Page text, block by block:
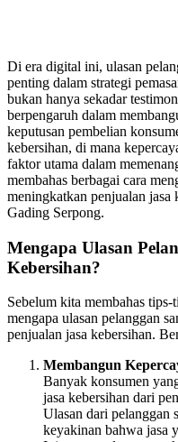
Di era digital ini, ulasan
penting dalam strategi
bukan hanya sekadar
berpengaruh dalam
keputusan pembelian
kebersihan, di mana
faktor utama dalam
membahas berbagai cara
meningkatkan penjualan jasa
Gading Serpong.
Mengapa Ulasan
Kebersihan?
Sebelum kita membahas
mengapa ulasan pelanggan
penjualan jasa kebersihan.
Membangun
Banyak konsumen
jasa kebersihan dari
Ulasan dari pelanggan
keyakinan bahwa jasa